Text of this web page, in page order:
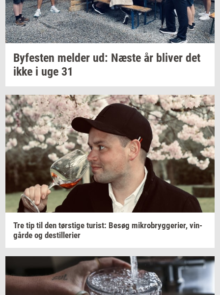
By­fe­sten mel­der ud: Næste år bli­ver det
ikke i uge 31
Tre tip til den tørsti­ge turist: Besøg mi­kro­bryg­ge­ri­er, vin­
går­de og destil­le­ri­er